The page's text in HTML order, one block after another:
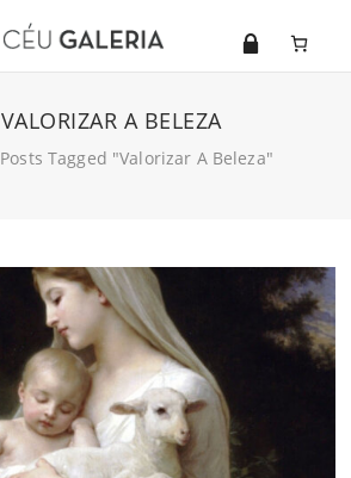
VALORIZAR A BELEZA
Posts Tagged "valorizar A Beleza"